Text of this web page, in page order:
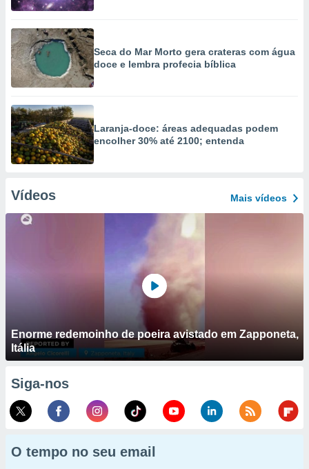
Seca do Mar Morto gera crateras com água
doce e lembra profecia bíblica
Laranja-doce: áreas adequadas podem
encolher 30% até 2100; entenda
Vídeos Mais vídeos
Enorme redemoinho de poeira avistado em Zapponeta,
Itália
Siga-nos
O tempo no seu email